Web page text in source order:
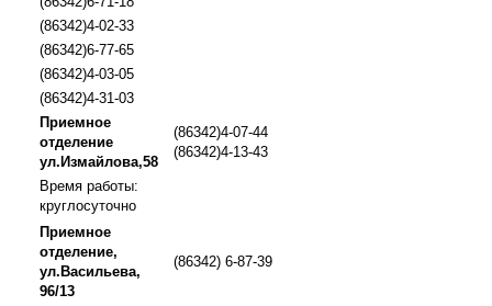
(86342)4-02-33
(86342)6-77-65
(86342)4-03-05
(86342)4-31-03
Приемное
отделение
ул.Измайлова,58
(86342)4-07-44
(86342)4-13-43
Время работы:
круглосуточно
Приемное
отделение,
ул.Васильева,
96/13
(86342) 6-87-39